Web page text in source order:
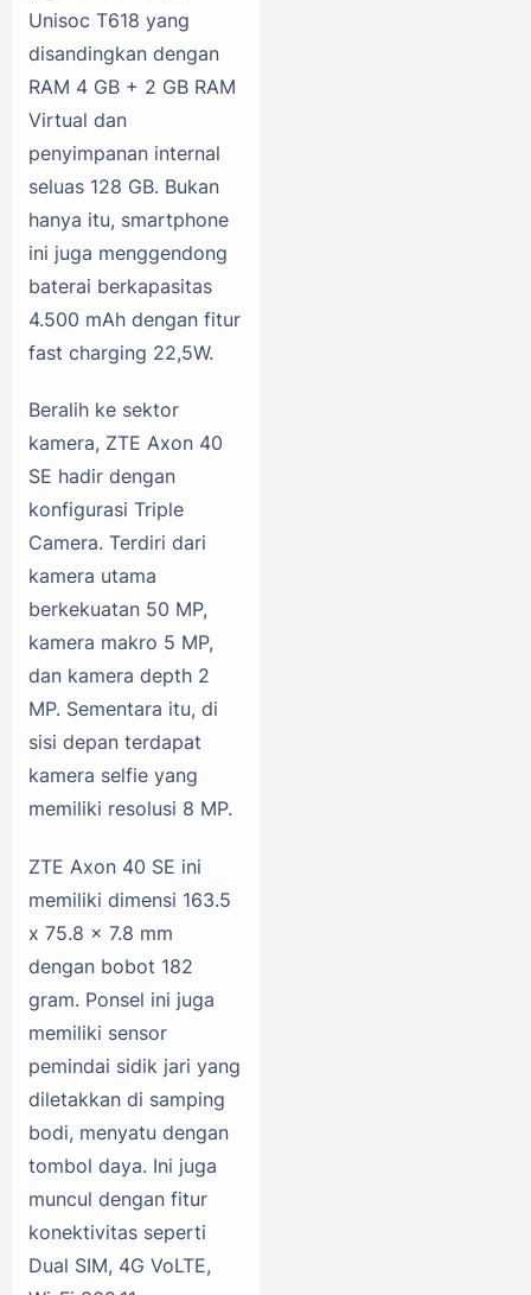
Unisoc T618 yang
disandingkan dengan
RAM 4 GB + 2 GB RAM
Virtual dan
penyimpanan internal
seluas 128 GB. Bukan
hanya itu, smartphone
ini juga menggendong
baterai berkapasitas
4.500 mAh dengan fitur
fast charging 22,5W.
Beralih ke sektor
kamera, ZTE Axon 40
SE hadir dengan
konfigurasi Triple
Camera. Terdiri dari
kamera utama
berkekuatan 50 MP,
kamera makro 5 MP,
dan kamera depth 2
MP. Sementara itu, di
sisi depan terdapat
kamera selfie yang
memiliki resolusi 8 MP.
ZTE Axon 40 SE ini
memiliki dimensi 163.5
x 75.8 x 7.8 mm
dengan bobot 182
gram. Ponsel ini juga
memiliki sensor
pemindai sidik jari yang
diletakkan di samping
bodi, menyatu dengan
tombol daya. Ini juga
muncul dengan fitur
konektivitas seperti
Dual SIM, 4G VoLTE,